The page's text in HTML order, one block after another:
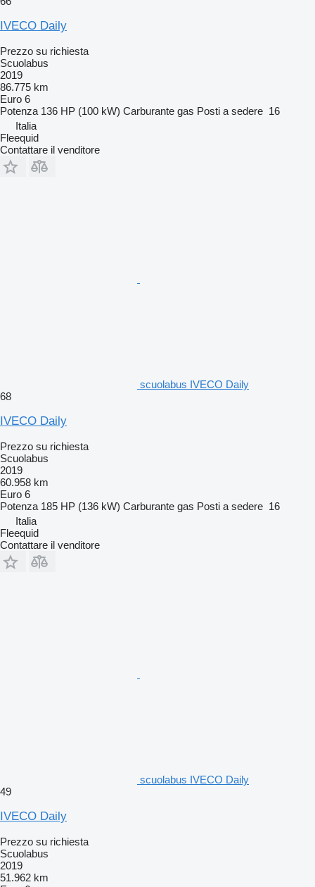
IVECO Daily
Prezzo su richiesta
Scuolabus
2019
86.775 km
Euro 6
Potenza 136 HP (100 kW) Carburante gas Posti a sedere 16
Italia
Fleequid
Contattare il venditore
scuolabus IVECO Daily
68
IVECO Daily
Prezzo su richiesta
Scuolabus
2019
60.958 km
Euro 6
Potenza 185 HP (136 kW) Carburante gas Posti a sedere 16
Italia
Fleequid
Contattare il venditore
scuolabus IVECO Daily
49
IVECO Daily
Prezzo su richiesta
Scuolabus
2019
51.962 km